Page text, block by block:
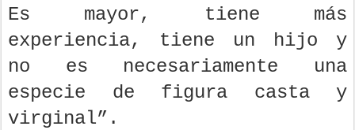
Es mayor, tiene más
experiencia, tiene un hijo y
no es necesariamente una
especie de figura casta y
virginal”.